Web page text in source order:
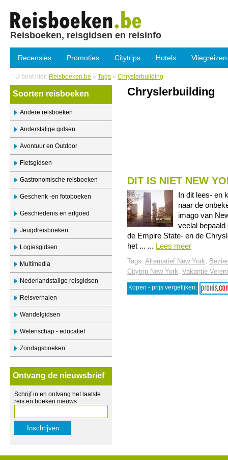
Reisboeken, reisgidsen en reisinfo
Recensies Promoties Citytrips Hotels Vliegreizen
U bent hier: Reisboeken.be » Tags » Chryslerbuilding
Soorten reisboeken
Andere reisboeken
Anderstalige gidsen
Avontuur en Outdoor
Fietsgidsen
Gastronomische reisboeken
Geschenk -en fotoboeken
Geschiedenis en erfgoed
Jeugdreisboeken
Logiesgidsen
Multimedia
Nederlandstalige reisgidsen
Reisverhalen
Wandelgidsen
Wetenschap - educatief
Zondagsboeken
Ontvang de nieuwsbrief
Schrijf in en ontvang het laatste
reis en boeken nieuws
Chryslerbuilding
DIT IS NIET NEW
In dit lees- en
naar de
imago van
veelal bepaald
de Empire State- en de
het ... ... Lees meer
Tags: Alternatief New York,
Citytrip New York, Vakantie
Kopen - prijs vergelijken: